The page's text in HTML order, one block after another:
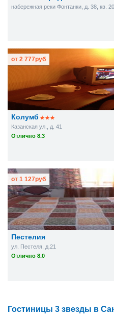
набережная реки Фонтанки, д. 38, кв. 20
Колумб
Казанская ул., д. 41
Отлично 8.3
от 2 777руб
Пестелия
ул. Пестеля, д.21
Отлично 8.0
от 1 127руб
Гостиницы 3 звезды в